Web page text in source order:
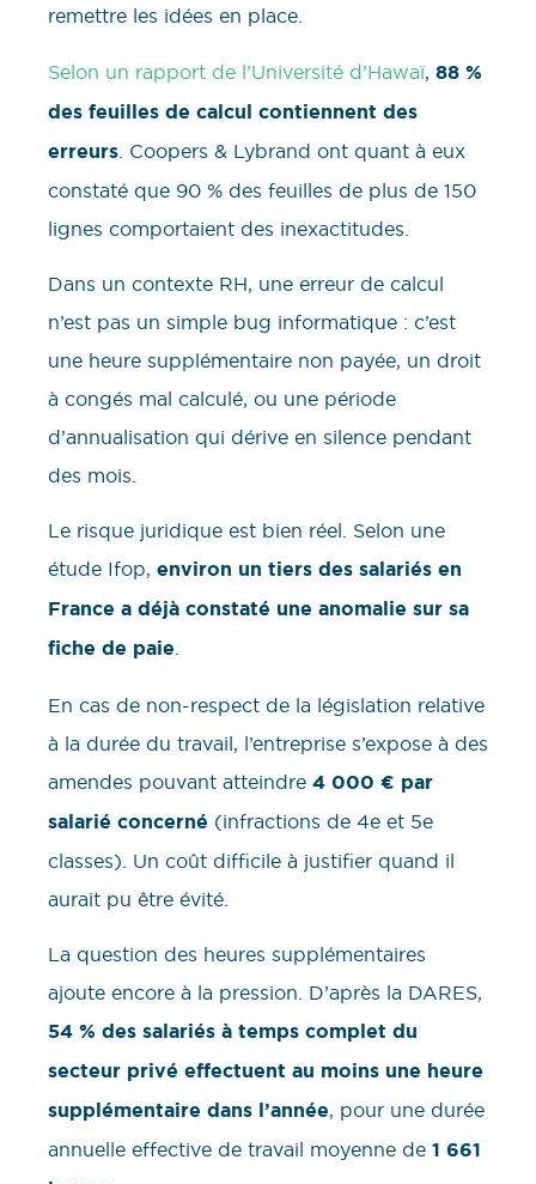
remettre les idées en place.
Selon un rapport de l’Université d’Hawaï, 88 %
des feuilles de calcul contiennent des
erreurs . Coopers & Lybrand ont quant à eux
constaté que 90 % des feuilles de plus de 150
lignes comportaient des inexactitudes.
Dans un contexte RH, une erreur de calcul
n’est pas un simple bug informatique : c’est
une heure supplémentaire non payée, un droit
à congés mal calculé, ou une période
d’annualisation qui dérive en silence pendant
des mois.
Le risque juridique est bien réel. Selon une
étude Ifop, environ un tiers des salariés en
France a déjà constaté une anomalie sur sa
fiche de paie.
En cas de non-respect de la législation relative
à la durée du travail, l’entreprise s’expose à des
amendes pouvant atteindre 4 000 € par
salarié concerné (infractions de 4e et 5e
classes). Un coût difficile à justifier quand il
aurait pu être évité.
La question des heures supplémentaires
ajoute encore à la pression. D’après la DARES,
54 % des salariés à temps complet du
secteur privé effectuent au moins une heure
supplémentaire dans l’année, pour une durée
annuelle effective de travail moyenne de 1 661